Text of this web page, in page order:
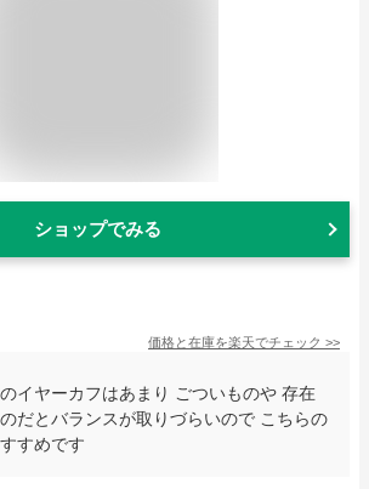
ショップでみる
価格と在庫を楽天でチェック >>
イヤーカフはあまり ごついものや 存在
だとバランスが取りづらいので こちらの
すめです